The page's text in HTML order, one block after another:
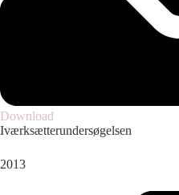
Download
Iværksætterundersøgelsen
2013